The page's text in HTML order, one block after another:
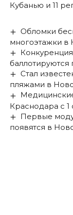
Кубанью и 11
Обломки
многоэтажки в
баллотируются
Стал
пляжами в
Краснодара с 1
Первые
появятся в